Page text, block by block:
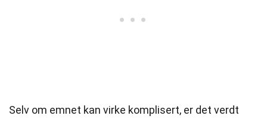
Selv om emnet kan virke komplisert, er det verdt